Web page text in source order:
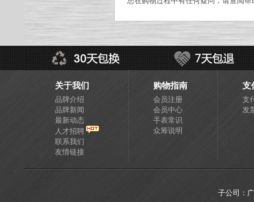
关于我们
品牌介绍
品牌新闻
最新动态
人才招聘
联系我们
友情链接
购物指南
会员注册
会员中心
手表常识
众筹说明
支
支
发
子公司：